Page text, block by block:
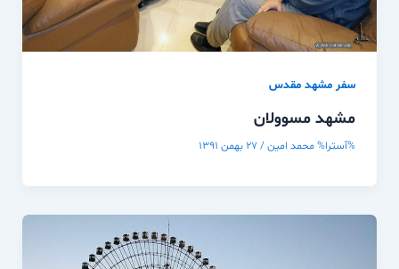
سفر مشهد مقدس
مشهد مسوولان
%آسترا% محمد امین/ ۲۷ بهمن ۱۳۹۱